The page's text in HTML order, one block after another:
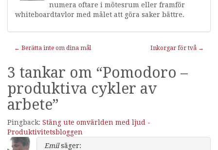
numera oftare i mötesrum eller framför
whiteboardtavlor med målet att göra saker bättre.
Inläggnavigering
← Berätta inte om dina mål Inkorgar för två →
3 tankar om “Pomodoro –
produktiva cykler av
arbete”
Pingback: Stäng ute omvärlden med ljud -
Produktivitetsbloggen
Emil säger: